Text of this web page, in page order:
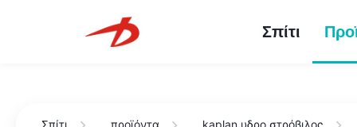
Σπίτι
Σπίτι προϊόντα kaplan υδρο στρόβιλος